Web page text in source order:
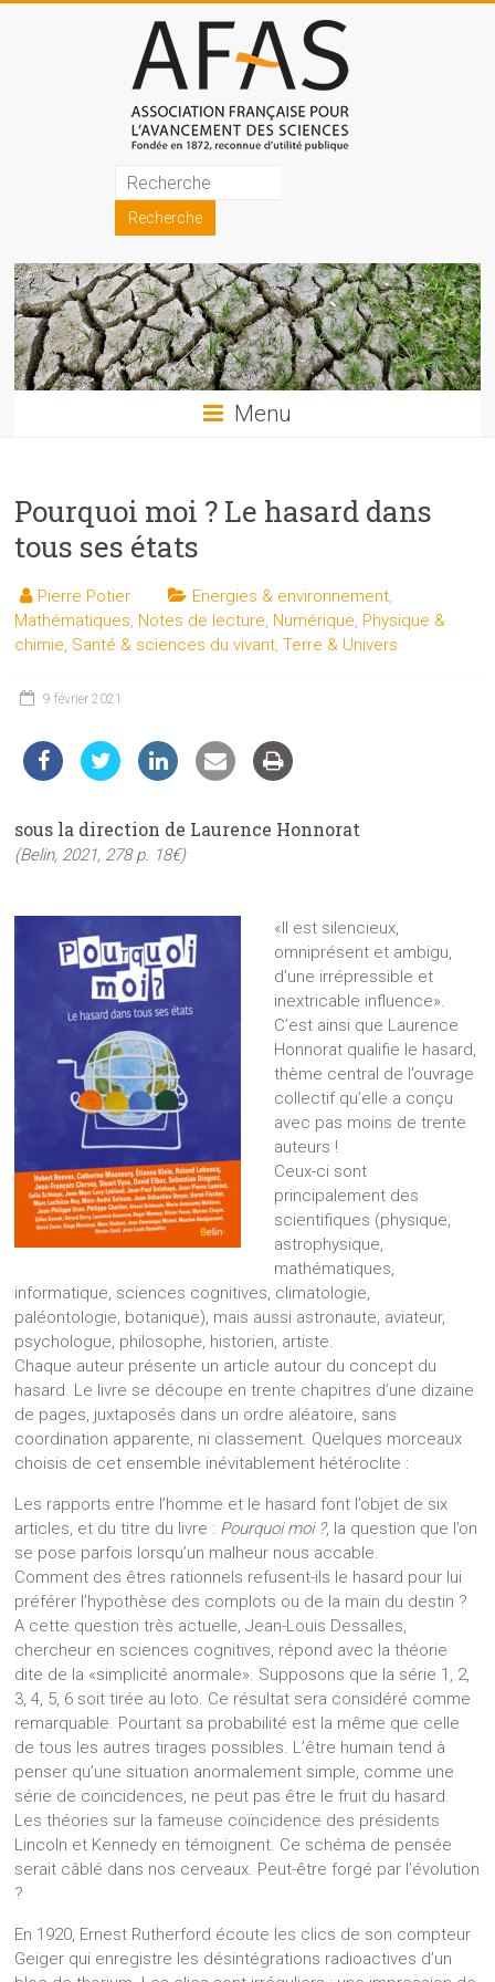
Association
française
pour
l'avancement
des
sciences
les
sciences
et
les
techniques
auprès
public
Menu
Pourquoi moi ? Le hasard dans
tous ses états
Pierre Potier Energies & environnement
Mathématiques Notes de lecture Numérique Physique &
chimie Santé & sciences du vivant ,Terre & Univers
9 février 2021
sous la direction de Laurence Honnorat
(Belin, 2021, 278 p. 18€)
«Il est silencieux,
omniprésent et ambigu,
d’une irrépressible et
inextricable influence».
C’est ainsi que Laurence
Honnorat qualifie le hasard,
thème central de l’ouvrage
collectif qu’elle a conçu
avec pas moins de trente
auteurs !
Ceux-ci sont
principalement des
scientifiques (physique,
astrophysique,
mathématiques,
informatique, sciences cognitives, climatologie,
paléontologie, botanique), mais aussi astronaute, aviateur,
psychologue, philosophe, historien, artiste.
Chaque auteur présente un article autour du concept du
hasard. Le livre se découpe en trente chapitres d’une dizaine
de pages, juxtaposés dans un ordre aléatoire, sans
coordination apparente, ni classement. Quelques morceaux
choisis de cet ensemble inévitablement hétéroclite :
Les rapports entre l’homme et le hasard font l’objet de six
articles, et du titre du livre : Pourquoi moi ?, la question que l’on
se pose parfois lorsqu’un malheur nous accable.
Comment des êtres rationnels refusent-ils le hasard pour lui
préférer l’hypothèse des complots ou de la main du destin ?
A cette question très actuelle, Jean-Louis Dessalles,
chercheur en sciences cognitives, répond avec la théorie
dite de la «simplicité anormale». Supposons que la série 1, 2,
3, 4, 5, 6 soit tirée au loto. Ce résultat sera considéré comme
remarquable. Pourtant sa probabilité est la même que celle
de tous les autres tirages possibles. L’être humain tend à
penser qu’une situation anormalement simple, comme une
série de coïncidences, ne peut pas être le fruit du hasard.
Les théories sur la fameuse coïncidence des présidents
Lincoln et Kennedy en témoignent. Ce schéma de pensée
serait câblé dans nos cerveaux. Peut-être forgé par l’évolution
?
En 1920, Ernest Rutherford écoute les clics de son compteur
Geiger qui enregistre les désintégrations radioactives d’un